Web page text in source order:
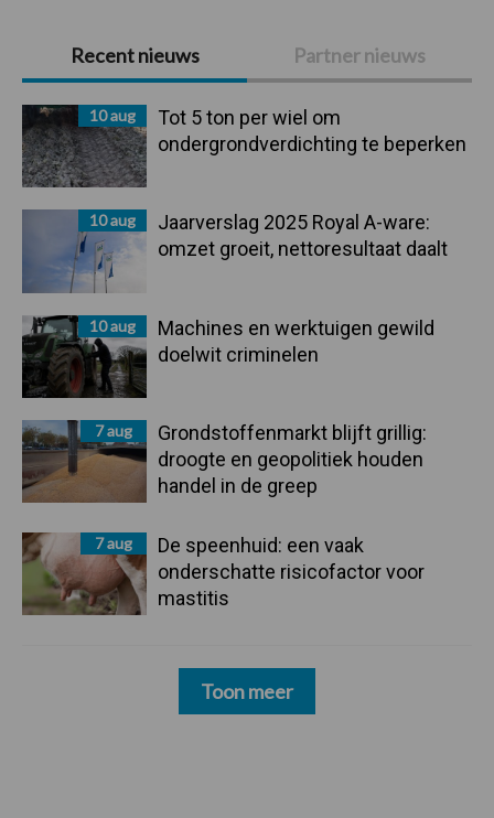
Primaire
Sidebar
Recent nieuws Partner nieuws
10 aug
Tot 5 ton per wiel om
ondergrondverdichting te beperken
10 aug
Jaarverslag 2025 Royal A-ware:
omzet groeit, nettoresultaat daalt
10 aug
Machines en werktuigen gewild
doelwit criminelen
7 aug
Grondstoffenmarkt blijft grillig:
droogte en geopolitiek houden
handel in de greep
7 aug
De speenhuid: een vaak
onderschatte risicofactor voor
mastitis
Toon meer